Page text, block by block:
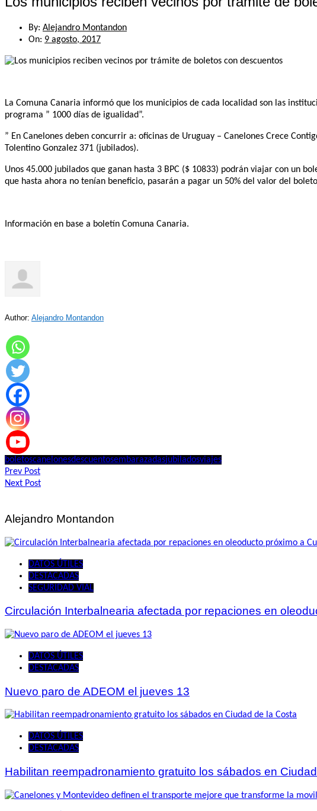
By: Alejandro Montandon
On: 9 agosto, 2017
La Comuna Canaria informó que los municipios de cada localidad son las
programa ” 1000 días de igualidad”.
” En Canelones deben concurrir a: oficinas de Uruguay – Canelones Crece
Tolentino Gonzalez 371 (jubilados).
Unos 45.000 jubilados que ganan hasta 3 BPC ($ 10833) podrán viajar con un
que hasta ahora no tenían beneficio, pasarán a pagar un 50% del valor del
Información en base a boletín Comuna Canaria.
Author: Alejandro Montandon
boletoscanelonesdescuentosembarazadasjubiladosviajes
Navegación
de
Prev Post
Next Post
Alejandro Montandon
DATOS ÚTILES
DESTACADAS
SEGURIDAD VIAL
Circulación Interbalnearia afectada por repaciones en
DATOS ÚTILES
DESTACADAS
Nuevo paro de ADEOM el jueves 13
DATOS ÚTILES
DESTACADAS
Habilitan reempadronamiento gratuito los sábados en